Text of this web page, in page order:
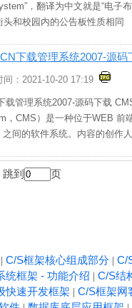
，翻译为中文就是“电子
和校园内的公告板性质相同
下载管理系统2007-源码
：2021-10-20 17:19
载管理系统2007-源码下载
，CMS）是一种位于WEB 前
之间的软件系统。内容的创作
跳到 页
| C/S框架核心组成部分 | C/
统框架 - 功能介绍 | C/S结
快速开发框架 | C/S框架网